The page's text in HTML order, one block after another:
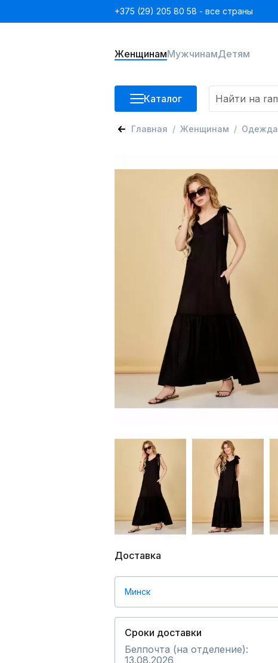
+375 (29) 205 80 58 - все страны
ЖенщинамМужчинамДетям
Каталог
Главная Женщинам Одежда
Доставка
Минск
Сроки доставки
Белпочта (на отделение):
13.08.2026